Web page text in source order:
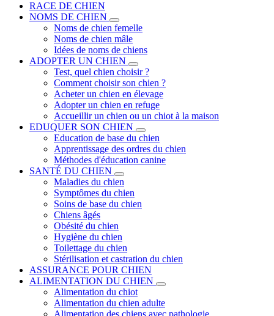
RACE DE CHIEN
NOMS DE CHIEN
Noms de chien femelle
Noms de chien mâle
Idées de noms de chiens
ADOPTER UN CHIEN
Test, quel chien choisir ?
Comment choisir son chien ?
Acheter un chien en élevage
Adopter un chien en refuge
Accueillir un chien ou un chiot à la maison
EDUQUER SON CHIEN
Education de base du chien
Apprentissage des ordres du chien
Méthodes d'éducation canine
SANTÉ DU CHIEN
Maladies du chien
Symptômes du chien
Soins de base du chien
Chiens âgés
Obésité du chien
Hygiène du chien
Toilettage du chien
Stérilisation et castration du chien
ASSURANCE POUR CHIEN
ALIMENTATION DU CHIEN
Alimentation du chiot
Alimentation du chien adulte
Alimentation des chiens avec pathologie